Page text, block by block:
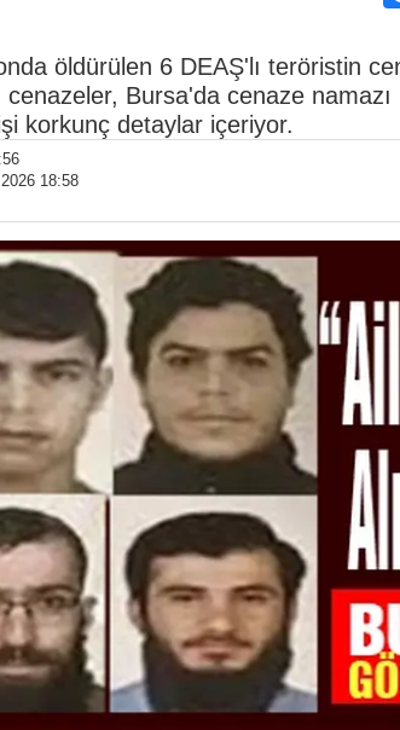
öldürülen 6 DEAŞ'lı teröristin
Bursa'da cenaze
korkunç detaylar içeriyor.
18:58